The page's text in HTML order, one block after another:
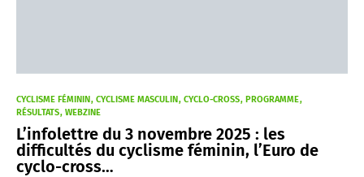
CYCLISME FÉMININ CYCLISME MASCULIN CYCLO-CROSS PROGRAMME
RÉSULTATS WEBZINE
L’infolettre du 3 novembre 2025 : les
difficultés du cyclisme féminin, l’Euro de
cyclo-cross…